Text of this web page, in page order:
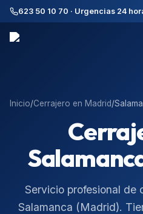
623 50 10 70 · Urgencias 24
Inicio/Cerrajero en Madrid/
Servicio profesional de
Salamanca (Madrid).